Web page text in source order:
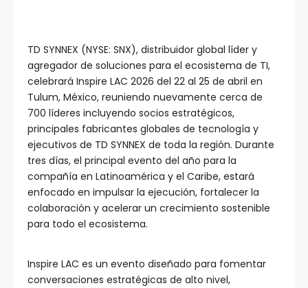
TD SYNNEX (NYSE: SNX), distribuidor global líder y
agregador de soluciones para el ecosistema de TI,
celebrará Inspire LAC 2026 del 22 al 25 de abril en
Tulum, México, reuniendo nuevamente cerca de
700 líderes incluyendo socios estratégicos,
principales fabricantes globales de tecnología y
ejecutivos de TD SYNNEX de toda la región. Durante
tres días, el principal evento del año para la
compañía en Latinoamérica y el Caribe, estará
enfocado en impulsar la ejecución, fortalecer la
colaboración y acelerar un crecimiento sostenible
para todo el ecosistema.
Inspire LAC es un evento diseñado para fomentar
conversaciones estratégicas de alto nivel,